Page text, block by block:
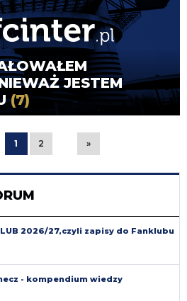
JESTEM
(7)
1 2 »
2026/27,czyli zapisy do Fanklubu
- kompendium wiedzy